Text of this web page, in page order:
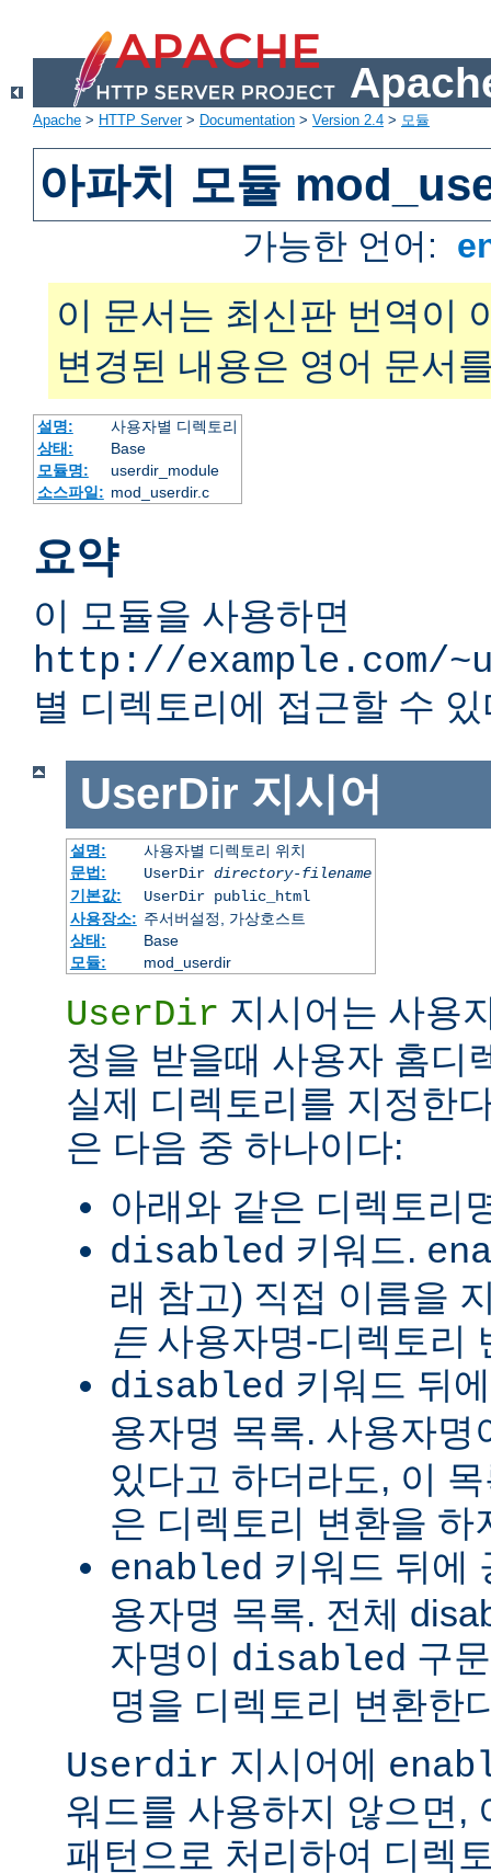
Apache > HTTP Server> Documentation > Version 2.4 > 모듈
아파치 모듈
가능한 언어:
이 문서는 최신판 번역이
변경된 내용은 영어 문서
설명:
사용자별 디렉토리
상태:
Base
모듈명:
userdir_module
소스파일: mod_userdir.c
요약
이 모듈을 사용하면
http://example.com/
별 디렉토리에 접근할 수 있
UserDir 지시어
설명:
사용자별 디렉토리 위치
문법:
UserDir directory-filename
기본값:
UserDir public_html
사용장소: 주서버설정, 가상호스트
상태:
Base
모듈:
mod_userdir
UserDir 지시어는 사용
청을 받을때 사용자 홈디
실제 디렉토리를 지정한
은 다음 중 하나이다:
아래와 같은 디렉토리
disabled 키워드.
래 참고) 직접 이름을
든사용자명-디렉토리
disabled 키워드 뒤
용자명 목록. 사용자
있다고 하더라도, 이
은 디렉토리 변환을
enabled 키워드 뒤에
용자명 목록. 전체
자명이 disabled 구
명을 디렉토리 변환한
Userdir 지시어에
워드를 사용하지 않으면,
패턴으로 처리하여 디렉